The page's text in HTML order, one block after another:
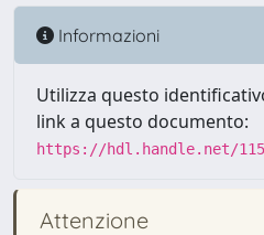
Informazioni
Utilizza questo
link a questo documento:
https://hdl.handle.net/
Attenzione